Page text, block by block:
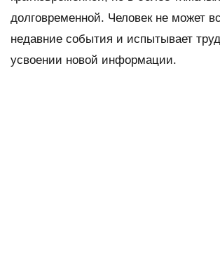
долговременной. Человек не может
недавние события и испытывает
усвоении новой информации.